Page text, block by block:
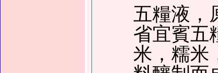
五糧液，
省宜賓五
米，糯米